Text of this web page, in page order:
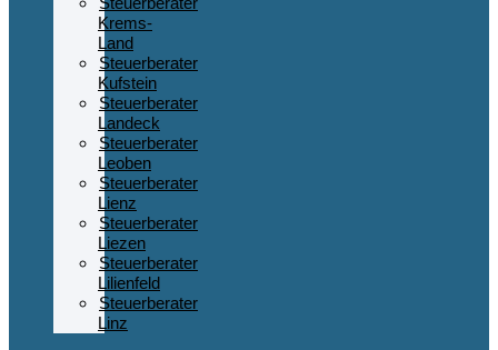
Krems-
Land
Steuerberater
Kufstein
Steuerberater
Landeck
Steuerberater
Leoben
Steuerberater
Lienz
Steuerberater
Liezen
Steuerberater
Lilienfeld
Steuerberater
Linz